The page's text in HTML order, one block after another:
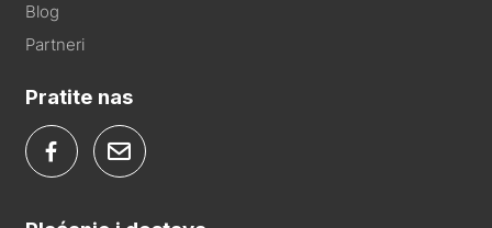
Blog
Partneri
Pratite nas